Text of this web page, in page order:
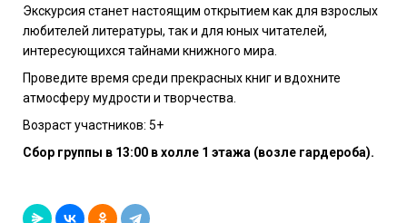
Экскурсия станет настоящим открытием как для взрослых
любителей литературы, так и для юных читателей,
интересующихся тайнами книжного мира.
Проведите время среди прекрасных книг и вдохните
атмосферу мудрости и творчества.
Возраст участников: 5+
Сбор группы в 13:00 в холле 1 этажа (возле гардероба).